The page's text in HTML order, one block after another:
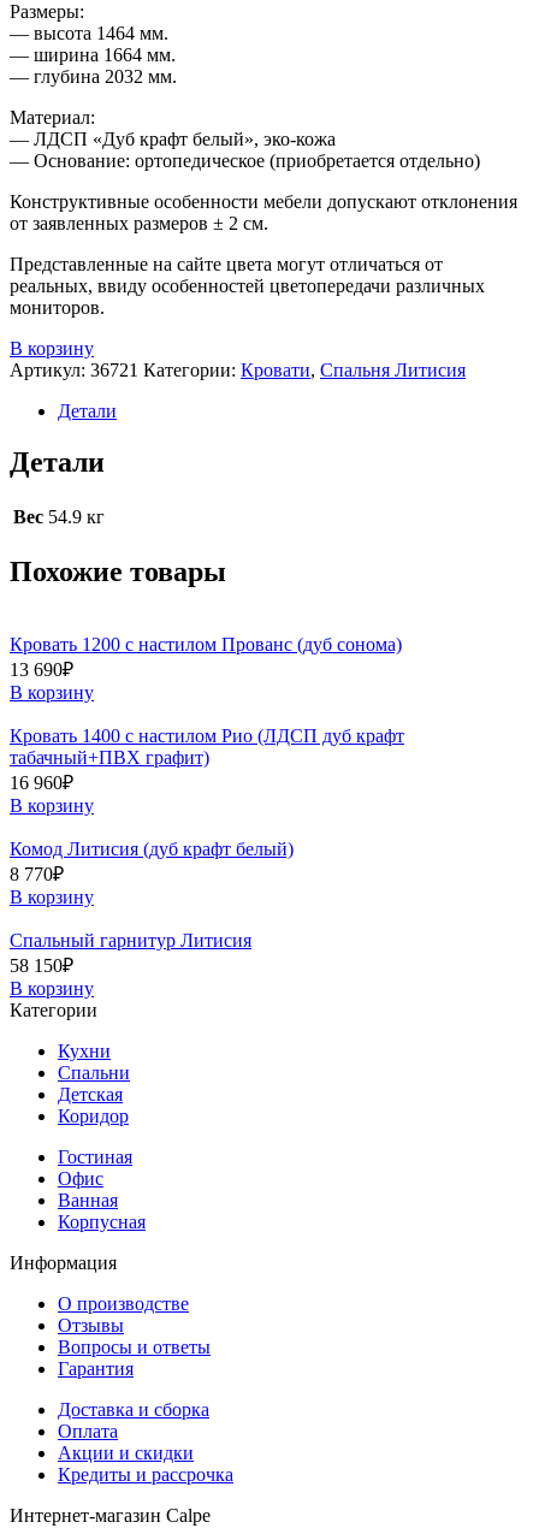
Размеры:
— высота 1464 мм.
— ширина 1664 мм.
— глубина 2032 мм.
Материал:
— ЛДСП «Дуб крафт белый», эко-кожа
— Основание: ортопедическое (приобретается отдельно)
Конструктивные особенности мебели допускают отклонения
от заявленных размеров ± 2 см.
Представленные на сайте цвета могут отличаться от
реальных, ввиду особенностей цветопередачи различных
мониторов.
В корзину
Артикул: 36721 Категории: Кровати, Спальня Литисия
Детали
Детали
Вес 54.9 кг
Похожие товары
Кровать 1200 с настилом Прованс (дуб сонома)
13 690₽
В корзину
Кровать 1400 с настилом Рио (ЛДСП дуб крафт
табачный+ПВХ графит)
16 960₽
В корзину
Комод Литисия (дуб крафт белый)
8 770₽
В корзину
Спальный гарнитур Литисия
58 150₽
В корзину
Категории
Кухни
Спальни
Детская
Коридор
Гостиная
Офис
Ванная
Корпусная
Информация
О производстве
Отзывы
Вопросы и ответы
Гарантия
Доставка и сборка
Оплата
Акции и скидки
Кредиты и рассрочка
Интернет-магазин Calpe